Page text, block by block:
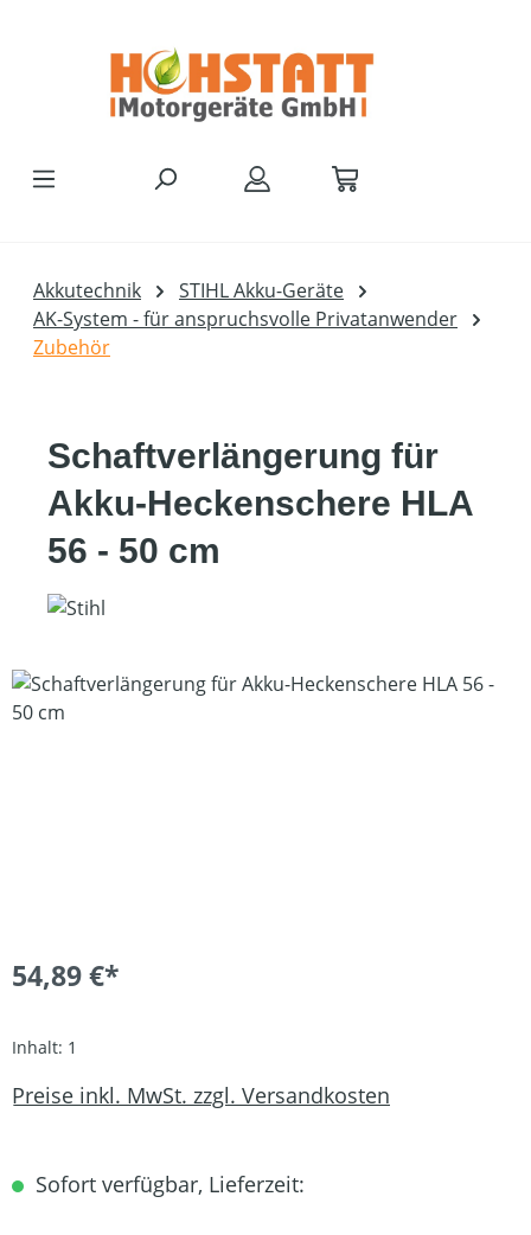
Akkutechnik
STIHL Akku-Geräte
AK-System - für anspruchsvolle Privatanwender
Zubehör
Schaftverlängerung für
Akku-Heckenschere HLA
56 - 50 cm
Bildergalerie überspringen
54,89 €*
Inhalt: 1
Preise inkl. MwSt. zzgl. Versandkosten
Sofort verfügbar, Lieferzeit: